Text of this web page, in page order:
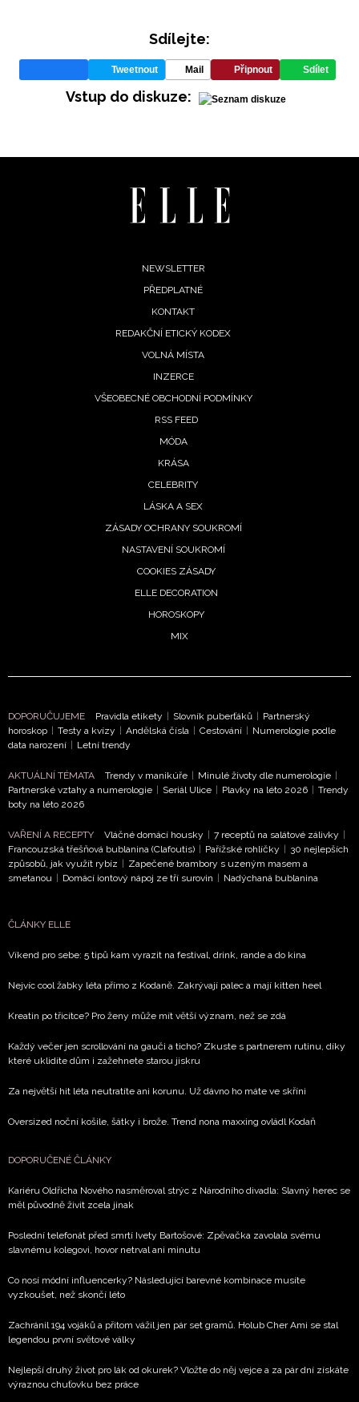
INFORMACE
NEWSLETTER
Přihlášením k newsletteru souhlasíte s Obchodními
podmínkami společnosti BurdaMedia Extra s.r.o.
potvrzujete, že jste se seznámili se
Zásadami
Vašimi údaji pracovat zejména k organizaci a
informace od našich partnerů? Pokud souhlasíte se
zpracováním údajů k tomuto účelu podle
Sdílejte:
Tweetnout Mail Připnout Sdílet
Vstup do diskuze:
NEWSLETTER
PŘEDPLATNÉ
KONTAKT
REDAKČNÍ ETICKÝ KODEX
VOLNÁ MÍSTA
INZERCE
VŠEOBECNÉ OBCHODNÍ PODMÍNKY
RSS FEED
MÓDA
KRÁSA
CELEBRITY
LÁSKA A SEX
ZÁSADY OCHRANY SOUKROMÍ
NASTAVENÍ SOUKROMÍ
COOKIES ZÁSADY
ELLE DECORATION
HOROSKOPY
MIX
DOPORUČUJEME Pravidla etikety | Slovník puberťáků | Partnerský
horoskop | Testy a kvízy | Andělská čísla | Cestování | Numerologie podle
data narození | Letní trendy
AKTUÁLNÍ TÉMATA Trendy v manikúře | Minulé životy dle numerologie |
Partnerské vztahy a numerologie | Seriál Ulice | Plavky na léto 2026 | Trendy
boty na léto 2026
VAŘENÍ A RECEPTY Vláčné domácí housky | 7 receptů na salátové zálivky |
Francouzská třešňová bublanina (Clafoutis) | Pařížské rohlíčky | 30 nejlepších
způsobů, jak využít rybíz | Zapečené brambory s uzeným masem a
smetanou | Domácí iontový nápoj ze tří surovin | Nadýchaná bublanina
ČLÁNKY ELLE
Víkend pro sebe: 5 tipů kam vyrazit na festival, drink, rande a do kina
Nejvíc cool žabky léta přímo z Kodaně. Zakrývají palec a mají kitten heel
Kreatin po třicítce? Pro ženy může mít větší význam, než se zdá
Každý večer jen scrollování na gauči a ticho? Zkuste s partnerem rutinu, díky
které uklidíte dům i zažehnete starou jiskru
Za největší hit léta neutratíte ani korunu. Už dávno ho máte ve skříni
Oversized noční košile, šátky i brože. Trend nona maxxing ovládl Kodaň
DOPORUČENÉ ČLÁNKY
Kariéru Oldřicha Nového nasměroval strýc z Národního divadla: Slavný herec se
měl původně živit zcela jinak
Poslední telefonát před smrtí Ivety Bartošové: Zpěvačka zavolala svému
slavnému kolegovi, hovor netrval ani minutu
Co nosí módní influencerky? Následující barevné kombinace musíte
vyzkoušet, než skončí léto
Zachránil 194 vojáků a přitom vážil jen pár set gramů. Holub Cher Ami se stal
legendou první světové války
Nejlepší druhý život pro lák od okurek? Vložte do něj vejce a za pár dní získáte
výraznou chuťovku bez práce